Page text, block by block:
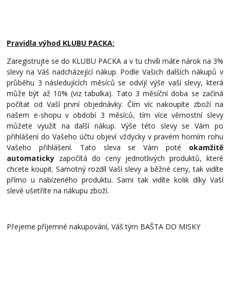
Pravidla výhod KLUBU PACKA:
Zaregistrujte se do KLUBU PACKA a v tu chvíli máte nárok na 3%
slevy na Váš nadcházející nákup. Podle Vašich dalších nákupů v
průběhu 3 následujících měsíců se odvíjí výše vaší slevy, která
může být až 10% (viz tabulka). Tato 3 měsíční doba se začíná
počítat od Vaší první objednávky. Čím víc nakoupíte zboží na
našem e-shopu v období 3 měsíců, tím více věrnostní slevy
můžete využít na další nákup. Výše této slevy se Vám po
přihlášení do Vašeho účtu objeví vždycky v pravém horním rohu
Vašeho přihlášení. Tato sleva se Vám poté okamžitě
automaticky započítá do ceny jednotlivých produktů, které
chcete koupit. Samotný rozdíl Vaší slevy a běžné ceny, tak vidíte
přímo u nabízeného produktu. Sami tak vidíte kolik díky Vaší
slevě ušetříte na nákupu zboží.
Přejeme příjemné nakupování, Váš tým BAŠTA DO MISKY